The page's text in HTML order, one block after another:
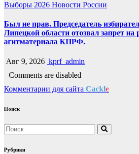
Выборы 2026 Новости России
Был не прав. Председатель
Липецкой области отозвал запрет на
агитматериала КПРФ.
Авг 9, 2026 kprf_admin
Comments are disabled
Комментарии для сайта Cackle
Поиск
Рубрики